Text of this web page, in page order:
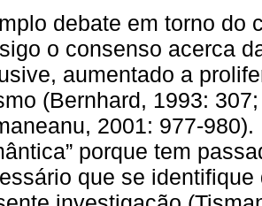
debate em torno do
o consenso acerca
aumentado a
(Bernhard, 1993:
2001: 977-
porque tem
que se